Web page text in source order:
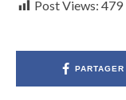
Post Views: 479
PARTAGER